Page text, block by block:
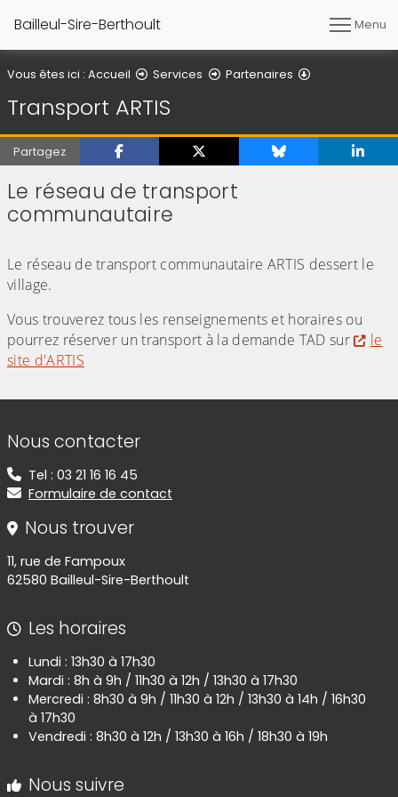
Bailleul-Sire-Berthoult Menu
Vous êtes ici : Accueil Services Partenaires
Transport ARTIS
Partagez
Le réseau de transport
communautaire
Le réseau de transport communautaire ARTIS dessert le
village.
Vous trouverez tous les renseignements et horaires ou
pourrez réserver un transport à la demande TAD sur
le
site d'ARTIS
Informations de contact
Nous contacter
Tel : 03 21 16 16 45
Formulaire de contact
Nous trouver
11, rue de Fampoux
62580 Bailleul-Sire-Berthoult
Les horaires
Lundi : 13h30 à 17h30
Mardi : 8h à 9h / 11h30 à 12h / 13h30 à 17h30
Mercredi : 8h30 à 9h / 11h30 à 12h / 13h30 à 14h / 16h30
à 17h30
Vendredi : 8h30 à 12h / 13h30 à 16h / 18h30 à 19h
Nous suivre